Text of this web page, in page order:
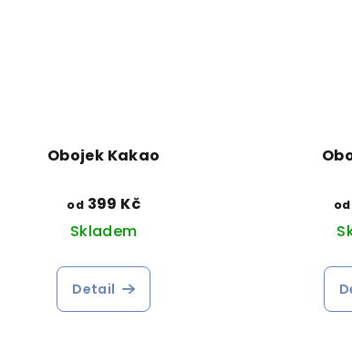
Obojek Kakao
od 399 Kč
Skladem
Detail
od